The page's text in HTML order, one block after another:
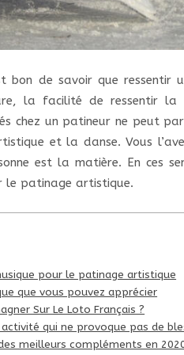
bon de savoir que
la facilité de ressentir la
chez un patineur ne peut
et la danse. Vous
est la matière. En ces
le patinage artistique.
pour le patinage artistique
que vous pouvez apprécier
Sur Le Loto Français ?
qui ne provoque pas de
meilleurs compléments en